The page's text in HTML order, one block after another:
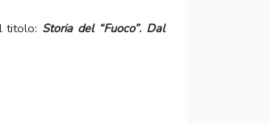
titolo: Storia del “Fuoco”. Dal